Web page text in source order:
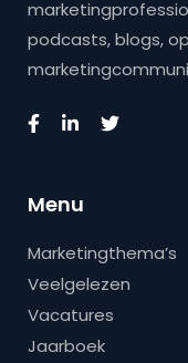
podcasts, blogs,
Menu
Marketingthema’s
Veelgelezen
Vacatures
Jaarboek